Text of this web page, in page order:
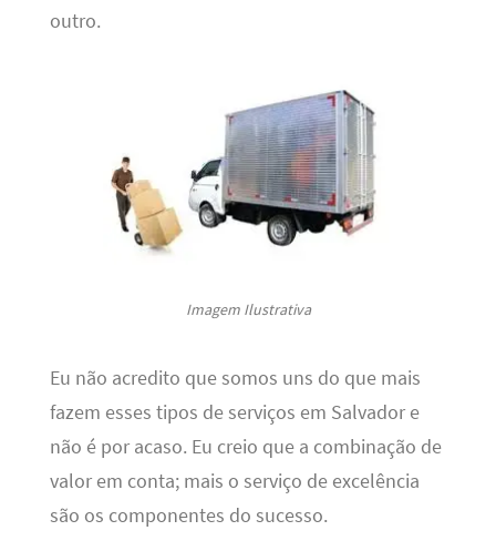
outro.
Imagem Ilustrativa
Eu não acredito que somos uns do que mais
fazem esses tipos de serviços em Salvador e
não é por acaso. Eu creio que a combinação de
valor em conta; mais o serviço de excelência
são os componentes do sucesso.